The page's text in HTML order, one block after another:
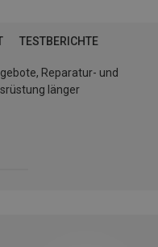
TESTBERICHTE
Reparatur- und
länger